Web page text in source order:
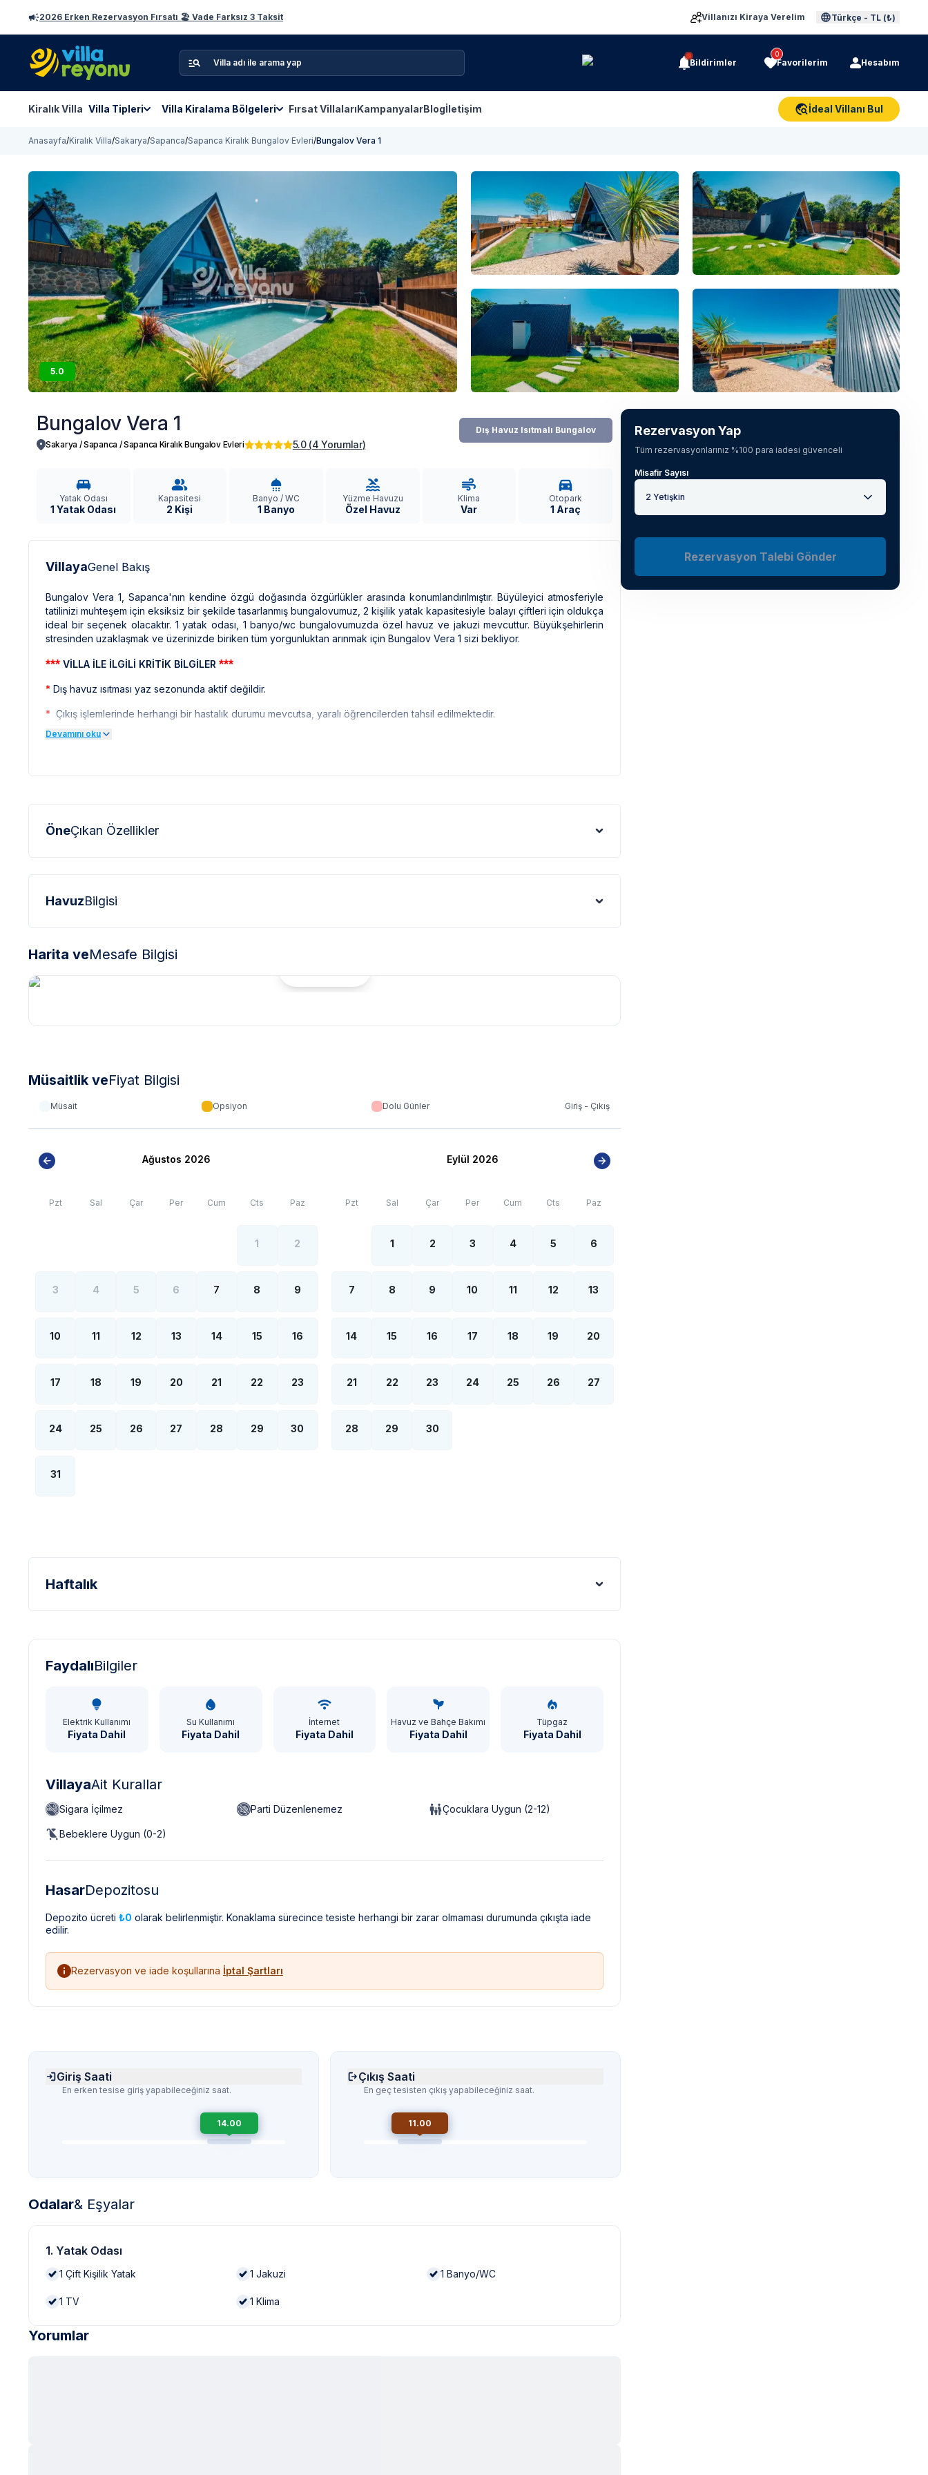
2026 Erken Rezervasyon Fırsatı 🏖️ Vade Farksız 3 Taksit Villanızı Kiraya Verelim Türkçe - TL (₺)
Bildirimler
0
Favorilerim Hesabım
Kiralık Villa Villa Tipleri Villa Kiralama Bölgeleri Fırsat VillalarıKampanyalarBlogİletişim İdeal Villanı Bul
Anasayfa/Kiralık Villa/Sakarya/Sapanca/Sapanca Kiralık Bungalov Evleri/Bungalov Vera 1
5.0
Tüm fotoğrafları gör
Bungalov Vera 1
Sakarya / Sapanca /Sapanca Kiralık Bungalov Evleri 5.0(4 Yorumlar)
Dış Havuz Isıtmalı Bungalov
Yatak Odası
1 Yatak Odası
Kapasitesi
2 Kişi
Banyo / WC
1 Banyo
Yüzme Havuzu
Özel Havuz
Klima
Var
Otopark
1 Araç
VillayaGenel Bakış
Bungalov Vera 1, Sapanca'nın kendine özgü doğasında özgürlükler arasında konumlandırılmıştır. Büyüleyici atmosferiyle
tatilinizi muhteşem için eksiksiz bir şekilde tasarlanmış bungalovumuz, 2 kişilik yatak kapasitesiyle balayı çiftleri için oldukça
ideal bir seçenek olacaktır. 1 yatak odası, 1 banyo/wc bungalovumuzda özel havuz ve jakuzi mevcuttur. Büyükşehirlerin
stresinden uzaklaşmak ve üzerinizde biriken tüm yorgunluktan arınmak için Bungalov Vera 1 sizi bekliyor.
*** VİLLA İLE İLGİLİ KRİTİK BİLGİLER ***
* Dış havuz ısıtması yaz sezonunda aktif değildir.
* Çıkış işlemlerinde herhangi bir hastalık durumu mevcutsa, yaralı öğrencilerden tahsil edilmektedir.
*Doğa içerisinde bulunan tüm villalarımızda düzenli olarak ilaçlama yapılmaktadır. Ancak yine de çevrede
*Bu evin resimlerinin bulunduğu yerdeki diğer evlerin resimleri gibi ekranlar sığdırmak amacıyla, geniş açılı lens ve
büyük olarak görülebilmektedir.
***BÖLGE İLE İLGİLİ KRİTİK BİLGİLER
*Sapanca civarında bulunan villalarımızın bir kısmı, bölge şartlarının devamı üzerine kurulmuştur. Bu villalarımıza ulaşmak
* Sapanca bölgesinde özellikle yaz aylarında yoğun nüfus artışı nedeniyle; bölge genelinde nadiren de olsa internet,
elektrik ve su kesintileri yaşanabilmektedir.
Devamını oku
ÖneÇıkan Özellikler
HavuzBilgisi
Harita veMesafe Bilgisi
Müsaitlik veFiyat Bilgisi
Müsait Opsiyon Dolu Günler Giriş - Çıkış
Ağustos 2026
Pzt Sal Çar Per Cum Cts Paz
1 2
3 4 5 6 7 8 9
10 11 12 13 14 15 16
17 18 19 20 21 22 23
24 25 26 27 28 29 30
31
Eylül 2026
Pzt Sal Çar Per Cum Cts Paz
1 2 3 4 5 6
7 8 9 10 11 12 13
14 15 16 17 18 19 20
21 22 23 24 25 26 27
28 29 30
Haftalık
FaydalıBilgiler
Elektrik Kullanımı
Fiyata Dahil
Su Kullanımı
Fiyata Dahil
İnternet
Fiyata Dahil
Havuz ve Bahçe Bakımı
Fiyata Dahil
Tüpgaz
Fiyata Dahil
VillayaAit Kurallar
Sigara İçilmez Parti Düzenlenemez Çocuklara Uygun (2-12)
Bebeklere Uygun (0-2)
HasarDepozitosu
Depozito ücreti ₺0 olarak belirlenmiştir. Konaklama sürecince tesiste herhangi bir zarar olmaması durumunda çıkışta iade
edilir.
Rezervasyon ve iade koşullarına İptal Şartları
Giriş Saati
En erken tesise giriş yapabileceğiniz saat.
14.00
Çıkış Saati
En geç tesisten çıkış yapabileceğiniz saat.
11.00
Odalar& Eşyalar
1. Yatak Odası
1 Çift Kişilik Yatak 1 Jakuzi 1 Banyo/WC
1 TV 1 Klima
Yorumlar
Rezervasyon Yap
Tüm rezervasyonlarınız %100 para iadesi güvenceli
Misafir Sayısı
2 Yetişkin
Rezervasyon Talebi Gönder